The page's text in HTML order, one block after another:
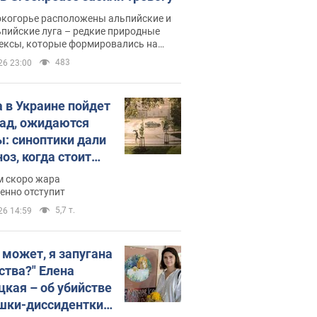
расположены альпийские и
луга – редкие природные
которые формировались на
сотен лет
23:00 483
Украине пойдет
ожидаются
синоптики дали
когда стоит
изменения
скоро жара
отступит
14:59 5,7 т.
я запугана
Елена
– об убийстве
диссидентки